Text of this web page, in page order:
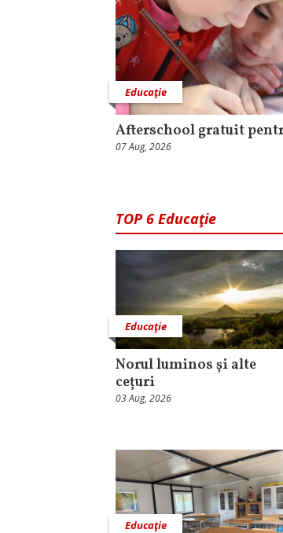
Educaţie
Afterschool gratuit
07 Aug, 2026
TOP 6 Educaţie
Educaţie
Norul luminos și alte
cețuri
03 Aug, 2026
Educaţie